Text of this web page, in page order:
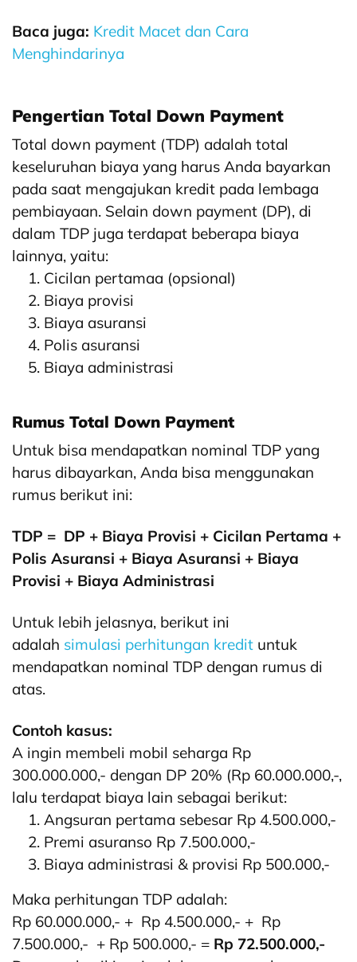
Baca juga: Kredit Macet dan Cara
Menghindarinya
Pengertian Total Down Payment
Total down payment (TDP) adalah total
keseluruhan biaya yang harus Anda bayarkan
pada saat mengajukan kredit pada lembaga
pembiayaan. Selain down payment (DP), di
dalam TDP juga terdapat beberapa biaya
lainnya, yaitu:
Cicilan pertamaa (opsional)
Biaya provisi
Biaya asuransi
Polis asuransi
Biaya administrasi
Rumus Total Down Payment
Untuk bisa mendapatkan nominal TDP yang
harus dibayarkan, Anda bisa menggunakan
rumus berikut ini:
TDP = DP + Biaya Provisi + Cicilan Pertama +
Polis Asuransi + Biaya Asuransi + Biaya
Provisi + Biaya Administrasi
Untuk lebih jelasnya, berikut ini
adalah simulasi perhitungan kredit untuk
mendapatkan nominal TDP dengan rumus di
atas.
Contoh kasus:
A ingin membeli mobil seharga Rp
300.000.000,- dengan DP 20% (Rp 60.000.000,-,
lalu terdapat biaya lain sebagai berikut:
Angsuran pertama sebesar Rp 4.500.000,-
Premi asuranso Rp 7.500.000,-
Biaya administrasi & provisi Rp 500.000,-
Maka perhitungan TDP adalah:
Rp 60.000.000,- + Rp 4.500.000,- + Rp
7.500.000,- + Rp 500.000,- = Rp 72.500.000,-